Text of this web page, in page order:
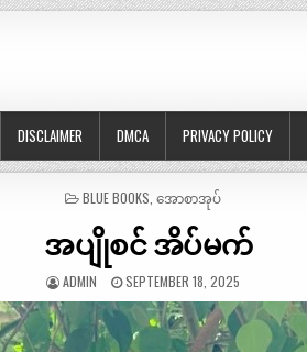
DISCLAIMER DMCA PRIVACY POLICY
POSTED
BLUE BOOKS ,အောစာအုပ်
အပျိုစင် အိပ်မက်
ADMIN SEPTEMBER 18, 2025